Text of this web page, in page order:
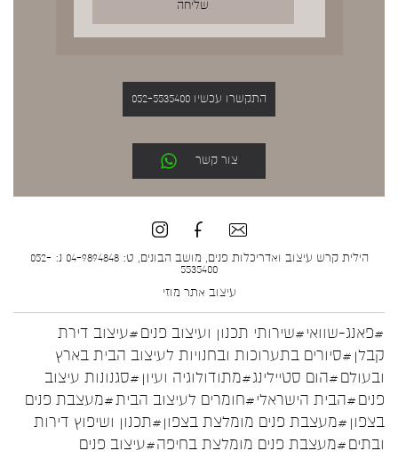
התקשרו עכשיו 052-5535400
צור קשר
הילית קרש עיצוב ואדריכלות פנים, מושב הבונים, ט: 04-9894848 נ: 052-
5535400
עיצוב אתר מוזי
#פאנג-שוואי#שירותי תכנון ועיצוב פנים#עיצוב דירת
קבלן #סיורים בתערוכות ובחנויות לעיצוב הבית בארץ
ובעולם#הום סטיילינג#מתודולוגיה ועיון #סגנונות עיצוב
פנים#הבית הישראלי#חומרים לעיצוב הבית#מעצבת פנים
בצפון #מעצבת פנים מומלצת בצפון#תכנון ושיפוץ דירות
ובתים#מעצבת פנים מומלצת בחיפה#עיצוב פנים